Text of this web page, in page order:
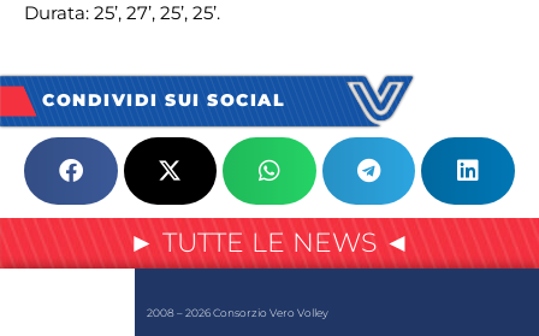
Durata: 25’, 27’, 25’, 25’.
CONDIVIDI SUI SOCIAL
► TUTTE LE NEWS ◄
2008 – 2026 Consorzio Vero Volley